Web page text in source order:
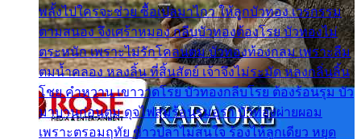
พลั้งไปใครจะช่วย ซื้อเปลมาไกว ให้ลูกบัวทอง เวรกรรม
ตามสนอง จึงเศร้าหมอง กลีบบัวทองต้องโรย บัวทองไม่
ตระหนัก เพราะไม่รักโคลนตม บัวทองท้องกลม เพราะลืม
ตมน้ำคลอง หลงลิ้น ที่สิ้นสัตย์ เจ้าจึงไม่ระมัด หลงกลิ่นลิ้น
โชย คำหวาน เขาวาดโรย บัวทองกลีบโรย ต้องร้อนรุม บัว
มาบานก่อนตูม ดุจไฟสุมร้อนรุมอุรา บัวทองผ่ายผอม
เพราะตรอมฤทัย ข้าวปลาไม่สนใจ ร้องไห้ลูกเดียว หยุด